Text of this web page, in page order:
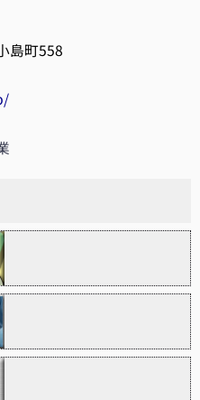
島町558